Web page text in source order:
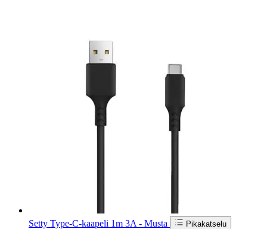
Setty Type-C-kaapeli 1m 3A - Musta Pikakatselu